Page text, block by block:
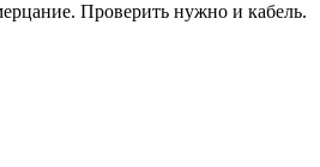
Проверить нужно и кабель.